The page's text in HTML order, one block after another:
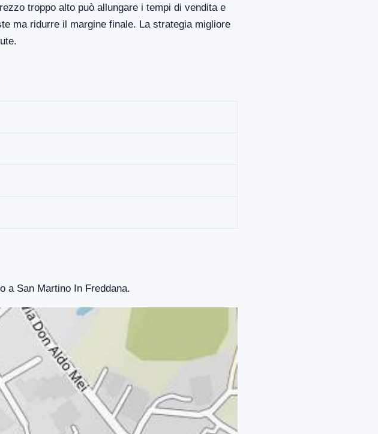
troppo alto può allungare i tempi di vendita e
ma ridurre il margine finale. La strategia migliore
a San Martino In Freddana.